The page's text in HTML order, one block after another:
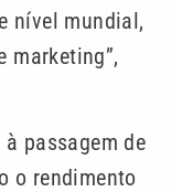
nível mundial,
marketing”,
passagem de
o rendimento